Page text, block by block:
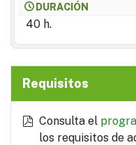
DURACIÓN
40 h.
Requisitos
Consulta el
los requisitos de